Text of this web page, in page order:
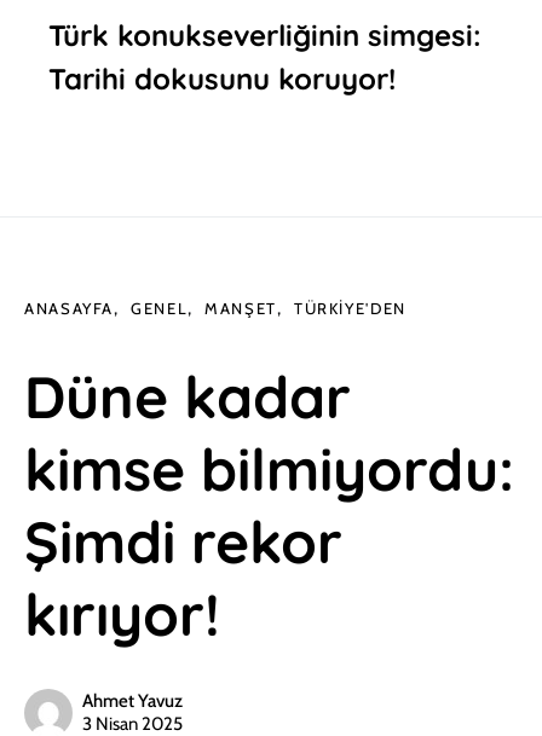
Türk konukseverliğinin simgesi:
Tarihi dokusunu koruyor!
ANASAYFA GENEL MANŞET TÜRKIYE'DEN
Düne kadar
kimse bilmiyordu:
Şimdi rekor
kırıyor!
Ahmet Yavuz
3 Nisan 2025